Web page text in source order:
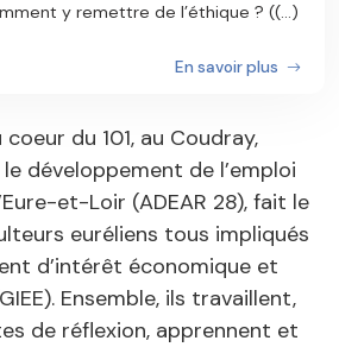
y remettre de l’éthique ? ((...)
En savoir plus
du 101, au Coudray,
développement de l’emploi
et-Loir (ADEAR 28), fait le
euréliens tous impliqués
d’intérêt économique et
Ensemble, ils travaillent,
de réflexion, apprennent et